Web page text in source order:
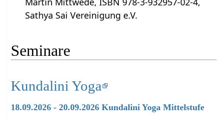
Sathya Sai Vereinigung e.V.
Seminare
Kundalini Yoga
18.09.2026 - 20.09.2026 Kundalini Yoga Mittelstufe